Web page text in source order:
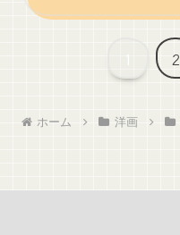
1 2
ホーム 洋画